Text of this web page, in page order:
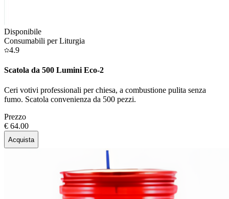
Disponibile
Consumabili per Liturgia
4.9
Scatola da 500 Lumini Eco-2
Ceri votivi professionali per chiesa, a combustione pulita senza
fumo. Scatola convenienza da 500 pezzi.
Prezzo
€ 64.00
Acquista